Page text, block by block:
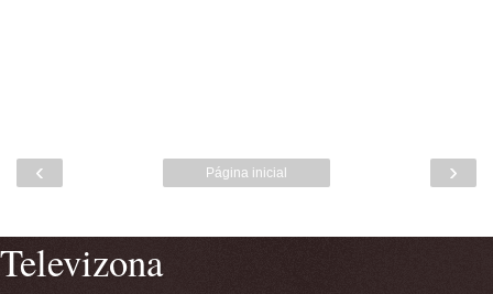
‹ ›
Página inicial
Televizona